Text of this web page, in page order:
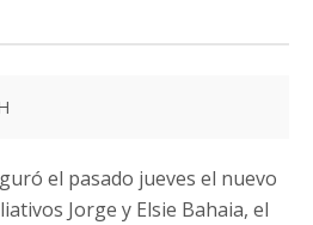
el pasado jueves el nuevo
Jorge y Elsie Bahaia, el